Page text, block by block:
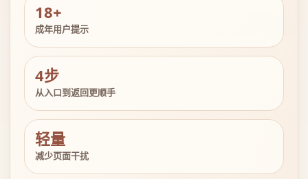
18+
成年用户提示
4步
从入口到返回更顺手
轻量
减少页面干扰